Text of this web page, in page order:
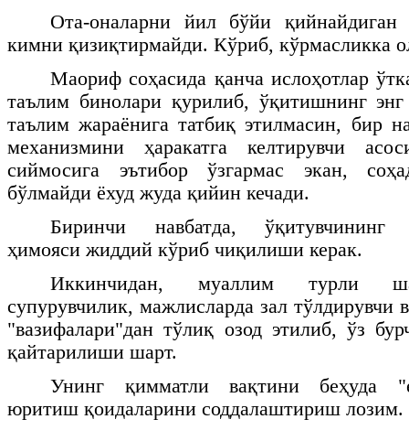
Ота-оналарни йил бўйи қийнайдиган
кимни қизиқтирмайди. Кўриб, кўрмасликка
Маориф соҳасида қанча ислоҳотлар
таълим бинолари қурилиб, ўқитишнинг
таълим жараёнига татбиқ этилмасин, бир
механизмини ҳаракатга келтирувчи
сиймосига эътибор ўзгармас экан,
бўлмайди ёхуд жуда қийин кечади.
Биринчи навбатда, ўқитувчининг
ҳимояси жиддий кўриб чиқилиши керак.
Иккинчидан, муаллим турли
супурувчилик, мажлисларда зал тўлдирувчи
"вазифалари"дан тўлиқ озод этилиб, ўз
қайтарилиши шарт.
Унинг қимматли вақтини беҳуда
юритиш қоидаларини соддалаштириш лозим.